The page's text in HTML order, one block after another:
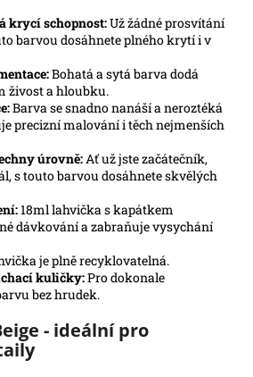
krycí schopnost:Už žádné prosvítání
barvou dosáhnete plného krytí i v
Bohatá a sytá barva dodá
živost a hloubku.
Barva se snadno nanáší a neroztéká
precizní malování i těch nejmenších
úrovně:Ať už jste začátečník,
s touto barvou dosáhnete skvělých
18ml lahvička s kapátkem
dávkování a zabraňuje vysychání
je plně recyklovatelná.
kuličky:Pro dokonale
bez hrudek.
- ideální pro